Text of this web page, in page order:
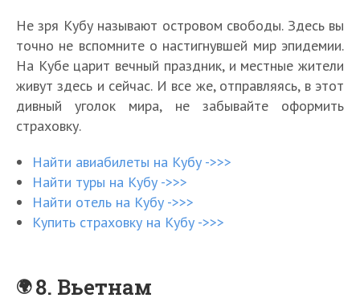
Не зря Кубу называют островом свободы. Здесь вы
точно не вспомните о настигнувшей мир эпидемии.
На Кубе царит вечный праздник, и местные жители
живут здесь и сейчас. И все же, отправляясь, в этот
дивный уголок мира, не забывайте оформить
страховку.
Найти авиабилеты на Кубу ->>>
Найти туры на Кубу ->>>
Найти отель на Кубу ->>>
Купить страховку на Кубу ->>>
8. Вьетнам